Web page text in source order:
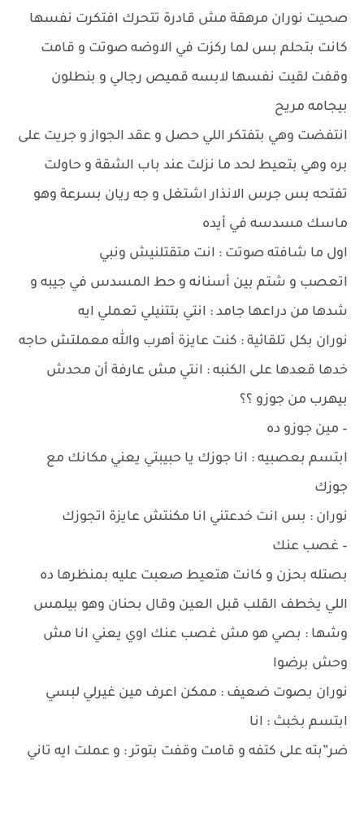
صحيت نوران مرهقة مش قادرة تتحرك افتكرت نفسها
كانت بتحلم بس لما ركزت في الاوضه صوتت و قامت
وقفت لقيت نفسها لابسه قميص رجالي و بنطلون
بيجامه مريح
انتفضت وهي بتفتكر اللي حصل و عقد الجواز و جريت على
بره وهي بتعيط لحد ما نزلت عند باب الشقة و حاولت
تفتحه بس جرس الانذار اشتغل و جه ريان بسرعة وهو
ماسك مسدسه في أيده
اول ما شافته صوتت : انت متقتلنيش ونبي
اتعصب و شتم بين أسنانه و حط المسدس في جيبه و
شدها من دراعها جامد : انتي بتتنيلي تعملي ايه
نوران بكل تلقائية : كنت عايزة أهرب والله معملتش حاجه
خدها قعدها على الكنبه : انتي مش عارفة أن محدش
بيهرب من جوزو ؟؟
– مين جوزو ده
ابتسم بعصبيه : انا جوزك يا حبيبتي يعني مكانك مع
جوزك
نوران : بس انت خدعتني انا مكنتش عايزة اتجوزك
– غصب عنك
بصتله بحزن و كانت هتعيط صعبت عليه بمنظرها ده
اللي يخطف القلب قبل العين وقال بحنان وهو بيلمس
وشها : بصي هو مش غصب عنك اوي يعني انا مش
وحش برضوا
نوران بصوت ضعيف : ممكن اعرف مين غيرلي لبسي
ابتسم بخبث : انا
ضر”بته على كتفه و قامت وقفت بتوتر : و عملت ايه تاني